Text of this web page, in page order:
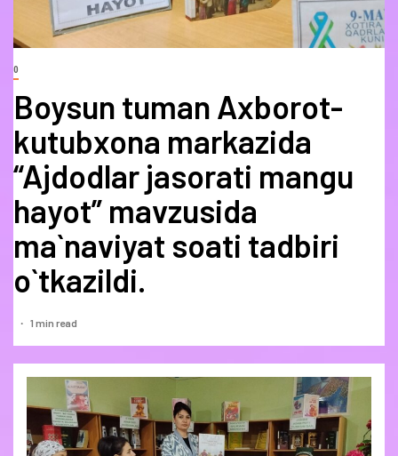
0
Boysun tuman Axborot-
kutubxona markazida
“Ajdodlar jasorati mangu
hayot” mavzusida
ma`naviyat soati tadbiri
o`tkazildi.
1 min read